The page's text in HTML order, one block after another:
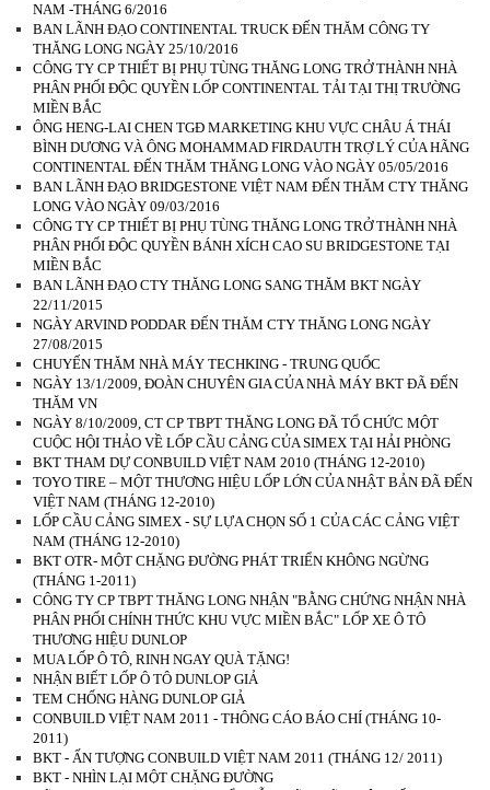
NAM -THÁNG 6/2016
BAN LÃNH ĐẠO CONTINENTAL TRUCK ĐẾN THĂM CÔNG TY
THĂNG LONG NGÀY 25/10/2016
CÔNG TY CP THIẾT BỊ PHỤ TÙNG THĂNG LONG TRỞ THÀNH NHÀ
PHÂN PHỐI ĐỘC QUYỀN LỐP CONTINENTAL TẢI TẠI THỊ TRƯỜNG
MIỀN BẮC
ÔNG HENG-LAI CHEN TGĐ MARKETING KHU VỰC CHÂU Á THÁI
BÌNH DƯƠNG VÀ ÔNG MOHAMMAD FIRDAUTH TRỢ LÝ CỦA HÃNG
CONTINENTAL ĐẾN THĂM THĂNG LONG VÀO NGÀY 05/05/2016
BAN LÃNH ĐẠO BRIDGESTONE VIỆT NAM ĐẾN THĂM CTY THĂNG
LONG VÀO NGÀY 09/03/2016
CÔNG TY CP THIẾT BỊ PHỤ TÙNG THĂNG LONG TRỞ THÀNH NHÀ
PHÂN PHỐI ĐỘC QUYỀN BÁNH XÍCH CAO SU BRIDGESTONE TẠI
MIỀN BẮC
BAN LÃNH ĐẠO CTY THĂNG LONG SANG THĂM BKT NGÀY
22/11/2015
NGÀY ARVIND PODDAR ĐẾN THĂM CTY THĂNG LONG NGÀY
27/08/2015
CHUYẾN THĂM NHÀ MÁY TECHKING - TRUNG QUỐC
NGÀY 13/1/2009, ĐOÀN CHUYÊN GIA CỦA NHÀ MÁY BKT ĐÃ ĐẾN
THĂM VN
NGÀY 8/10/2009, CT CP TBPT THĂNG LONG ĐÃ TỔ CHỨC MỘT
CUỘC HỘI THẢO VỀ LỐP CẦU CẢNG CỦA SIMEX TẠI HẢI PHÒNG
BKT THAM DỰ CONBUILD VIỆT NAM 2010 (THÁNG 12-2010)
TOYO TIRE – MỘT THƯƠNG HIỆU LỐP LỚN CỦA NHẬT BẢN ĐÃ ĐẾN
VIỆT NAM (THÁNG 12-2010)
LỐP CẦU CẢNG SIMEX - SỰ LỰA CHỌN SỐ 1 CỦA CÁC CẢNG VIỆT
NAM (THÁNG 12-2010)
BKT OTR- MỘT CHẶNG ĐƯỜNG PHÁT TRIỂN KHÔNG NGỪNG
(THÁNG 1-2011)
CÔNG TY CP TBPT THĂNG LONG NHẬN "BẰNG CHỨNG NHẬN NHÀ
PHÂN PHỐI CHÍNH THỨC KHU VỰC MIỀN BẮC" LỐP XE Ô TÔ
THƯƠNG HIỆU DUNLOP
MUA LỐP Ô TÔ, RINH NGAY QUÀ TẶNG!
NHẬN BIẾT LỐP Ô TÔ DUNLOP GIẢ
TEM CHỐNG HÀNG DUNLOP GIẢ
CONBUILD VIỆT NAM 2011 - THÔNG CÁO BÁO CHÍ (THÁNG 10-
2011)
BKT - ẤN TƯỢNG CONBUILD VIỆT NAM 2011 (THÁNG 12/ 2011)
BKT - NHÌN LẠI MỘT CHẶNG ĐƯỜNG